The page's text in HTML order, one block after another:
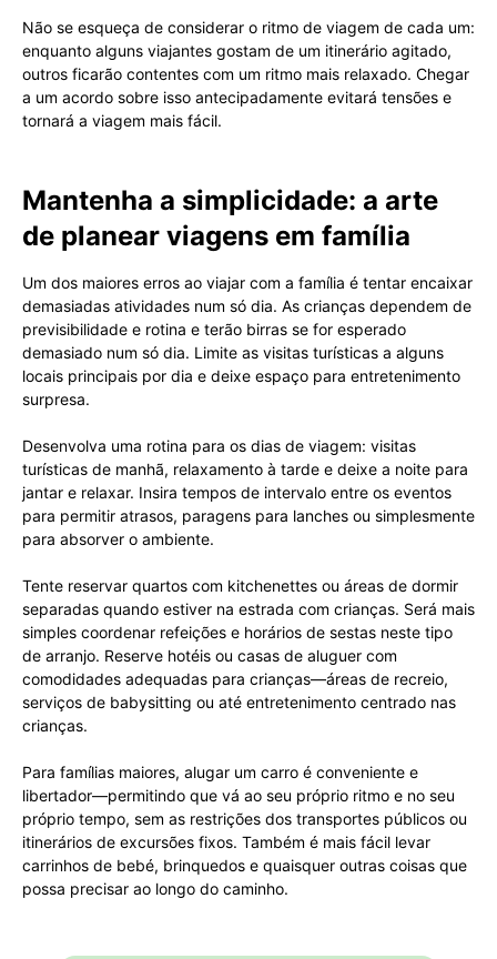
Não se esqueça de considerar o ritmo de viagem de cada um:
enquanto alguns viajantes gostam de um itinerário agitado,
outros ficarão contentes com um ritmo mais relaxado. Chegar
a um acordo sobre isso antecipadamente evitará tensões e
tornará a viagem mais fácil.
Mantenha a simplicidade: a arte
de planear viagens em família
Um dos maiores erros ao viajar com a família é tentar encaixar
demasiadas atividades num só dia. As crianças dependem de
previsibilidade e rotina e terão birras se for esperado
demasiado num só dia. Limite as visitas turísticas a alguns
locais principais por dia e deixe espaço para entretenimento
surpresa.
Desenvolva uma rotina para os dias de viagem: visitas
turísticas de manhã, relaxamento à tarde e deixe a noite para
jantar e relaxar. Insira tempos de intervalo entre os eventos
para permitir atrasos, paragens para lanches ou simplesmente
para absorver o ambiente.
Tente reservar quartos com kitchenettes ou áreas de dormir
separadas quando estiver na estrada com crianças. Será mais
simples coordenar refeições e horários de sestas neste tipo
de arranjo. Reserve hotéis ou casas de aluguer com
comodidades adequadas para crianças—áreas de recreio,
serviços de babysitting ou até entretenimento centrado nas
crianças.
Para famílias maiores, alugar um carro é conveniente e
libertador—permitindo que vá ao seu próprio ritmo e no seu
próprio tempo, sem as restrições dos transportes públicos ou
itinerários de excursões fixos. Também é mais fácil levar
carrinhos de bebé, brinquedos e quaisquer outras coisas que
possa precisar ao longo do caminho.